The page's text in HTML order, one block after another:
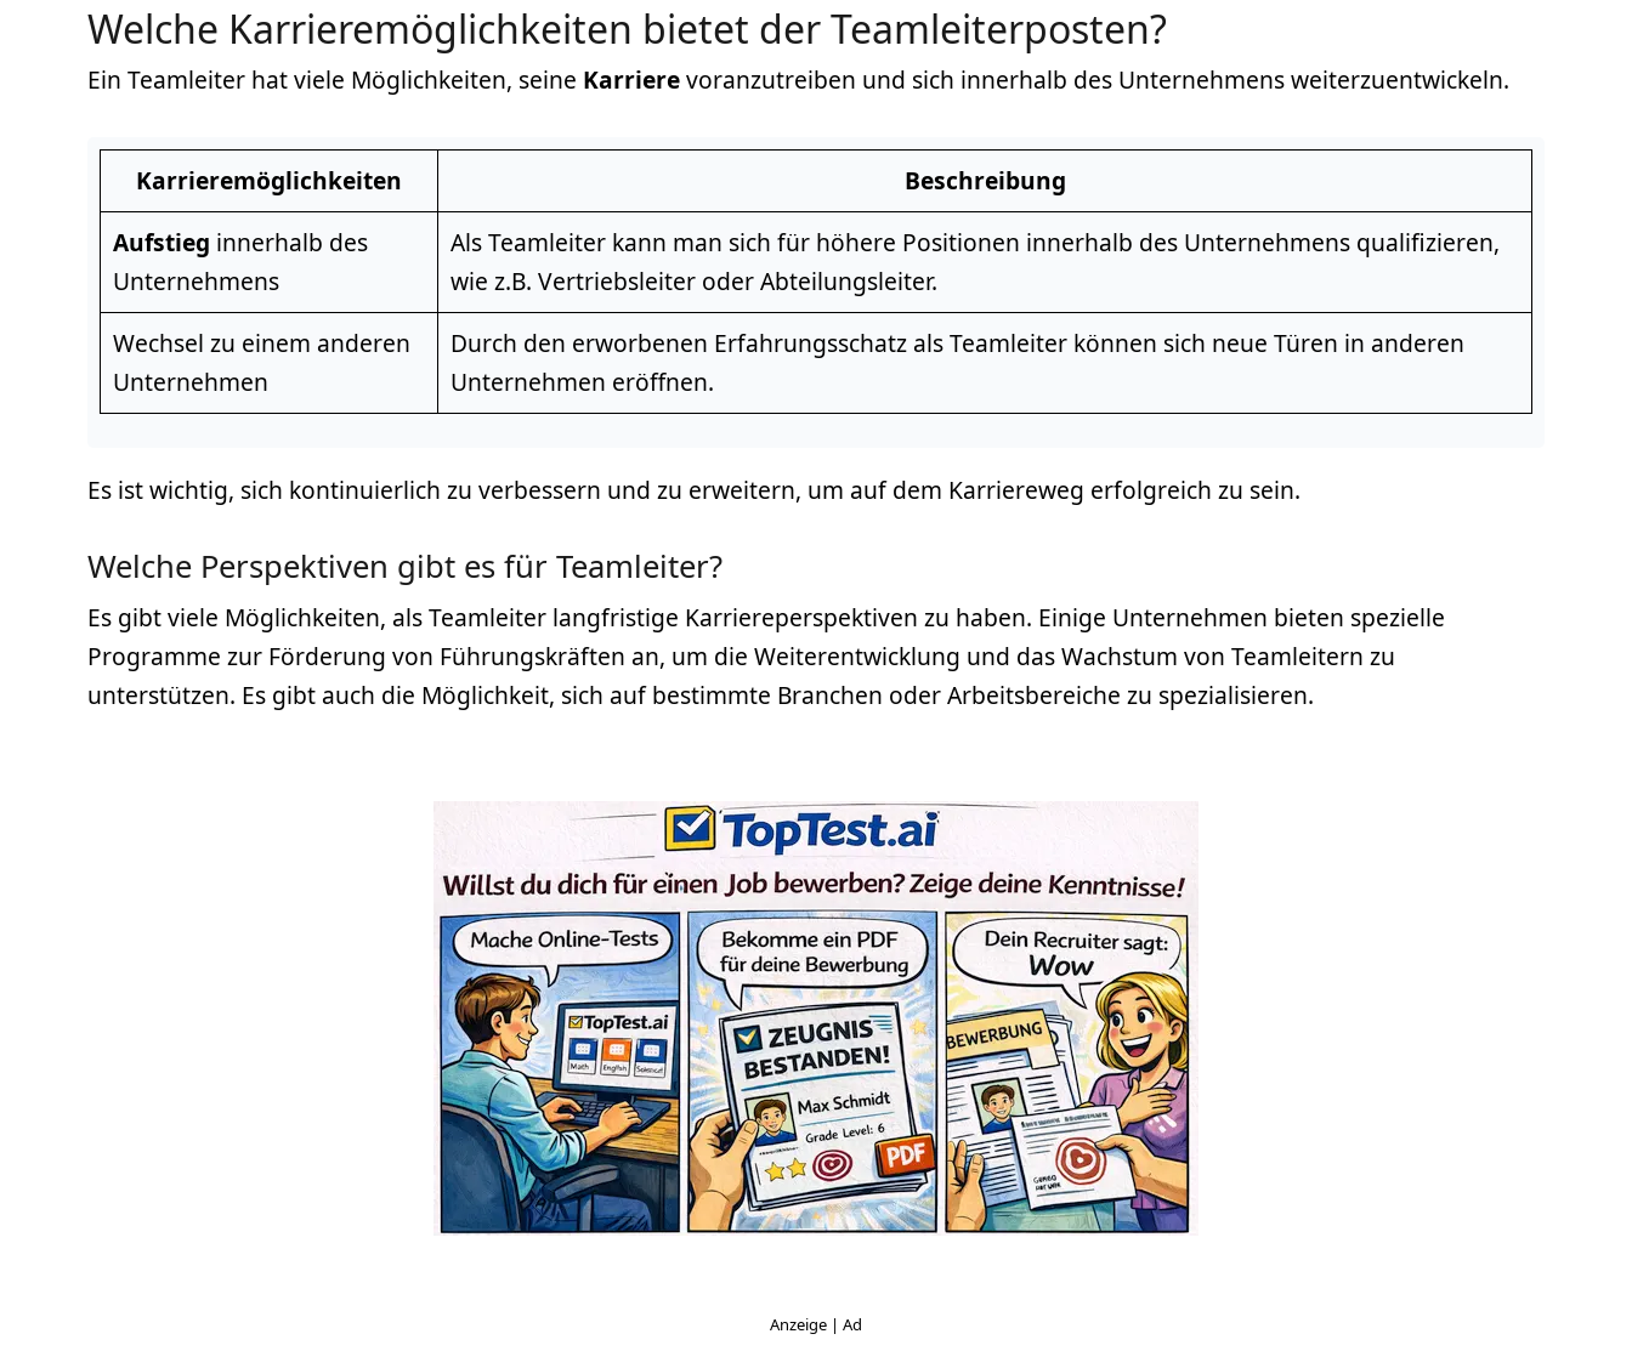
Welche Karrieremöglichkeiten bietet der Teamleiterposten?
Ein Teamleiter hat viele Möglichkeiten, seine Karrierevoranzutreiben und sich innerhalb des Unternehmens weiterzuentwickeln.
Karrieremöglichkeiten
Beschreibung
Aufstieg innerhalb des
Unternehmens
Als Teamleiter kann man sich für höhere Positionen innerhalb des Unternehmens qualifizieren,
wie z.B. Vertriebsleiter oder Abteilungsleiter.
Wechsel zu einem anderen
Unternehmen
Durch den erworbenen Erfahrungsschatz als Teamleiter können sich neue Türen in anderen
Unternehmen eröffnen.
Es ist wichtig, sich kontinuierlich zu verbessern und zu erweitern, um auf dem Karriereweg erfolgreich zu sein.
Welche Perspektiven gibt es für Teamleiter?
Es gibt viele Möglichkeiten, als Teamleiter langfristige Karriereperspektiven zu haben. Einige Unternehmen bieten spezielle
Programme zur Förderung von Führungskräften an, um die Weiterentwicklung und das Wachstum von Teamleitern zu
unterstützen. Es gibt auch die Möglichkeit, sich auf bestimmte Branchen oder Arbeitsbereiche zu spezialisieren.